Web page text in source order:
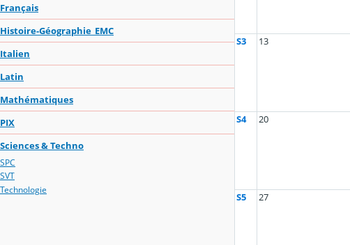
Français
Histoire-Géographie_EMC
Italien
Latin
Mathématiques
PIX
Sciences & Techno
SPC
SVT
Technologie
S3 13
S4 20
S5 27